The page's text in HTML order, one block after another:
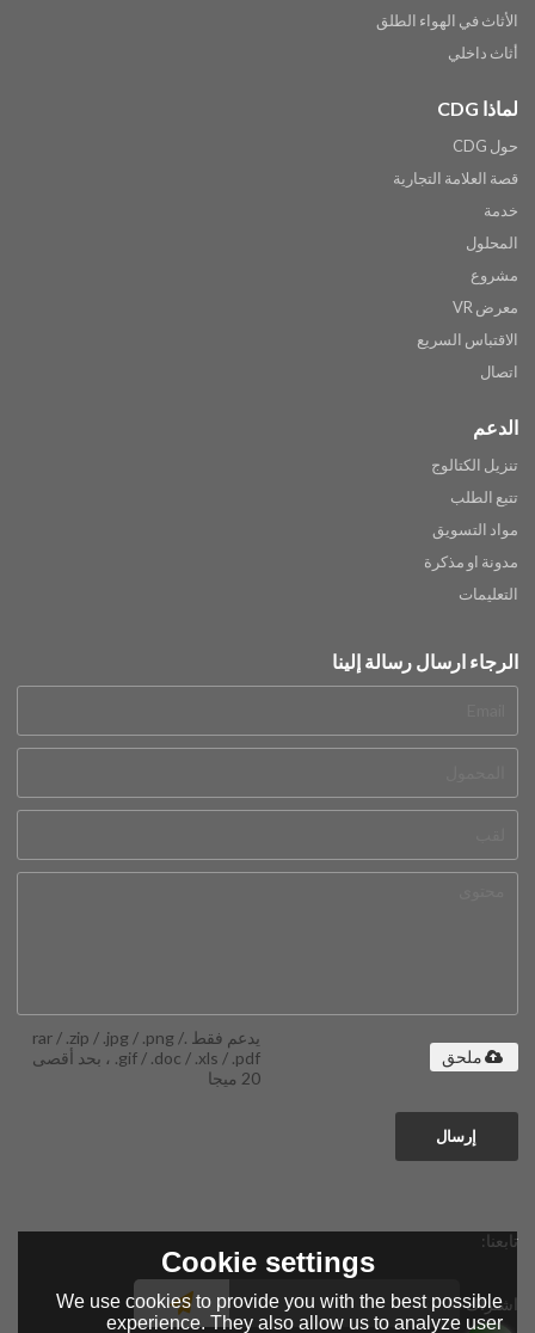
الأثاث في الهواء الطلق
أثاث داخلي
لماذا CDG
حول CDG
قصة العلامة التجارية
خدمة
المحلول
مشروع
معرض VR
الاقتباس السريع
اتصال
الدعم
تنزيل الكتالوج
تتبع الطلب
مواد التسويق
مدونة او مذكرة
التعليمات
الرجاء ارسال رسالة إلينا
يدعم فقط .rar / .zip / .jpg / .png /
.gif / .doc / .xls / .pdf ، بحد أقصى
20 ميجا
ملحق
إرسال
تابعنا:
اشتراك
Cookie settings
We use cookies to provide you with the best possible
experience. They also allow us to analyze user